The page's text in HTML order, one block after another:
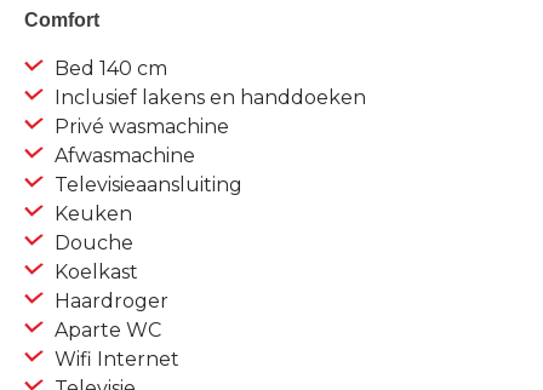
Comfort
Bed 140 cm
Inclusief lakens en handdoeken
Privé wasmachine
Afwasmachine
Televisieaansluiting
Keuken
Douche
Koelkast
Haardroger
Aparte WC
Wifi Internet